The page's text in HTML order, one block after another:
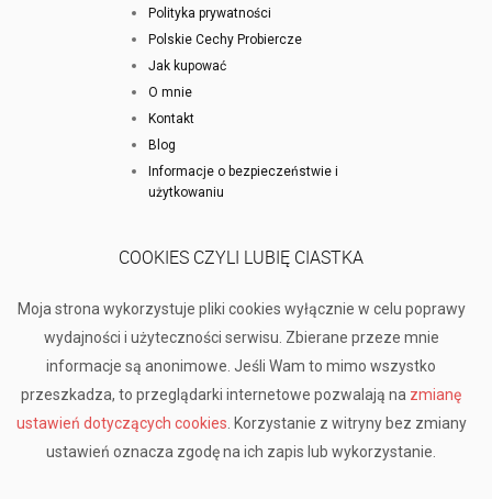
Polityka prywatności
Polskie Cechy Probiercze
Jak kupować
O mnie
Kontakt
Blog
Informacje o bezpieczeństwie i
użytkowaniu
COOKIES CZYLI LUBIĘ CIASTKA
Moja strona wykorzystuje pliki cookies wyłącznie w celu poprawy
wydajności i użyteczności serwisu. Zbierane przeze mnie
informacje są anonimowe. Jeśli Wam to mimo wszystko
przeszkadza, to przeglądarki internetowe pozwalają na zmianę
ustawień dotyczących cookies . Korzystanie z witryny bez zmiany
ustawień oznacza zgodę na ich zapis lub wykorzystanie.